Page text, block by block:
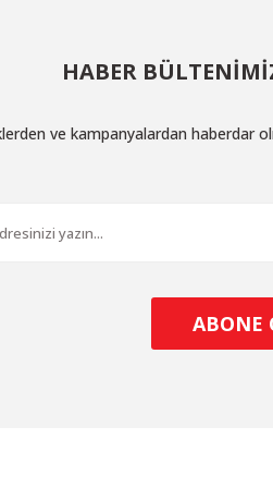
HABER
ve kampanyalardan haberdar
ABONE